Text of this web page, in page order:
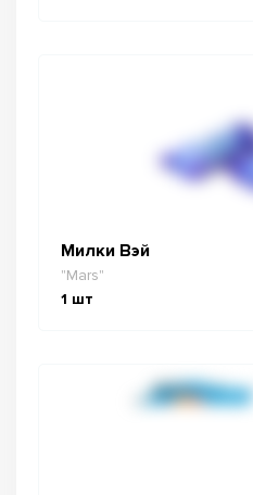
Милки Вэй
"Mars"
1 шт